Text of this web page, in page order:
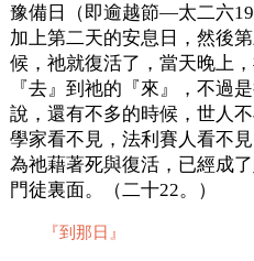
豫備日（即逾越節—太二六
加上第二天的安息日，然後
候，祂就復活了，當天晚上
『去』到祂的『來』，不過
說，還有不多的時候，世人
學家看不見，法利賽人看不
為祂藉著死與復活，已經成
門徒裏面。（二十22。）
『到那日』